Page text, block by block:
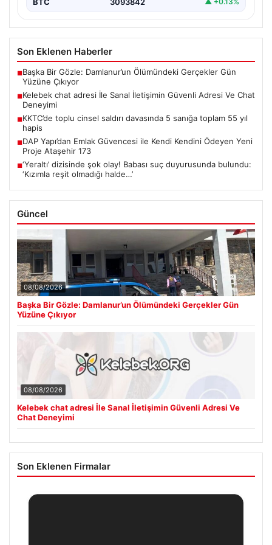
Son Eklenen Haberler
■Başka Bir Gözle: Damlanur’un Ölümündeki Gerçekler Gün
Yüzüne Çıkıyor
■Kelebek chat adresi İle Sanal İletişimin Güvenli Adresi Ve Chat
Deneyimi
■KKTC’de toplu cinsel saldırı davasında 5 sanığa toplam 55 yıl
hapis
■DAP Yapı’dan Emlak Güvencesi ile Kendi Kendini Ödeyen Yeni
Proje Ataşehir 173
■‘Yeraltı’ dizisinde şok olay! Babası suç duyurusunda bulundu:
‘Kızımla reşit olmadığı halde…’
Güncel
08/08/2026
Başka Bir Gözle: Damlanur’un Ölümündeki Gerçekler Gün
Yüzüne Çıkıyor
08/08/2026
Kelebek chat adresi İle Sanal İletişimin Güvenli Adresi Ve
Chat Deneyimi
Son Eklenen Firmalar